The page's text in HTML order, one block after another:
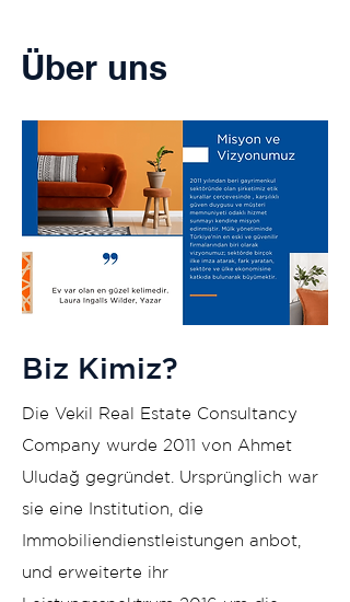
Über uns
Biz Kimiz?
Die Vekil Real Estate Consultancy
Company wurde 2011 von Ahmet
Uludağ gegründet. Ursprünglich war
sie eine Institution, die
Immobiliendienstleistungen anbot,
und erweiterte ihr